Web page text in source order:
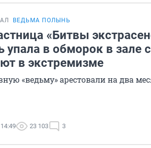
ВЕДЬМА ПОЛЫНЬ
«Битвы
упала в обморок в зале
в экстремизме
«ведьму» арестовали на два
23 103 3